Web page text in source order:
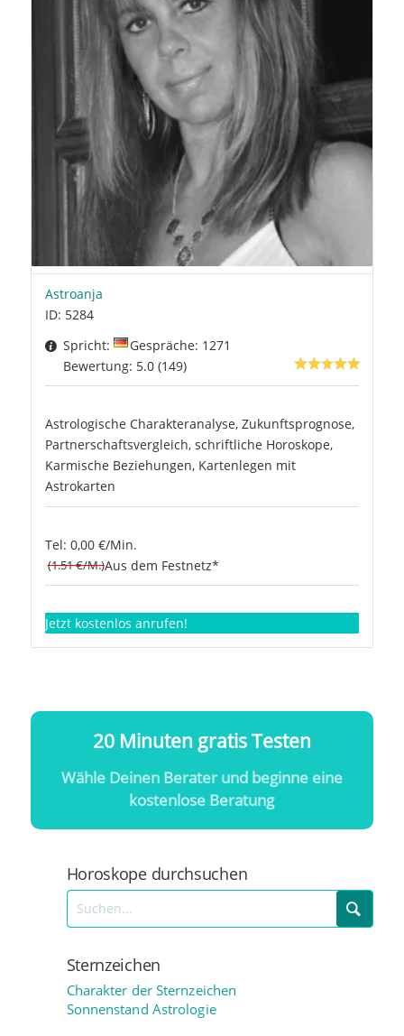
Astroanja
ID: 5284
Spricht:
Gespräche: 1271
Bewertung: 5.0 (149)
Astrologische Charakteranalyse, Zukunftsprognose,
Partnerschaftsvergleich, schriftliche Horoskope,
Karmische Beziehungen, Kartenlegen mit
Astrokarten
Tel: 0,00 €/Min.
(1.51 €/M.)Aus dem Festnetz*
Jetzt kostenlos anrufen!
20 Minuten gratis Testen
Wähle Deinen Berater und beginne eine
kostenlose Beratung
Horoskope durchsuchen
Sternzeichen
Charakter der Sternzeichen
Sonnenstand Astrologie